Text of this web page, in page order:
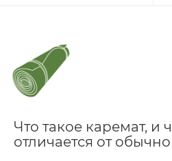
Что такое каремат, и
отличается от